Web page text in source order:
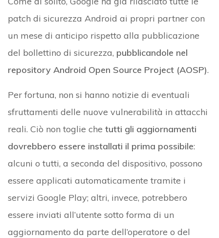
patch di sicurezza Android ai propri partner con
un mese di anticipo rispetto alla pubblicazione
del bollettino di sicurezza, pubblicandole nel
repository Android Open Source Project (AOSP).
Per fortuna, non si hanno notizie di eventuali
sfruttamenti delle nuove vulnerabilità in attacchi
reali. Ciò non toglie che tutti gli aggiornamenti
dovrebbero essere installati il prima possibile:
alcuni o tutti, a seconda del dispositivo, possono
essere applicati automaticamente tramite i
servizi Google Play; altri, invece, potrebbero
essere inviati all’utente sotto forma di un
aggiornamento da parte dell’operatore o del